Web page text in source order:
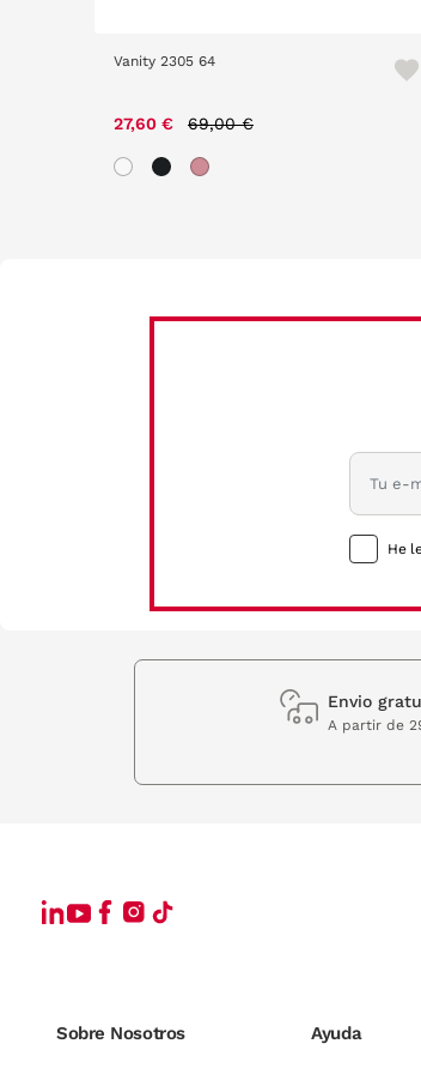
Vanity 2305 64
27,60 € 69,00 €
He
Envio
A partir de
Sobre Nosotros Ayuda